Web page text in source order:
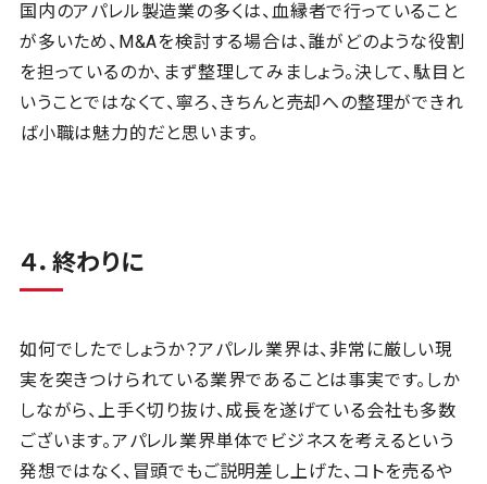
国内のアパレル製造業の多くは、血縁者で行っていること
が多いため、M&Aを検討する場合は、誰がどのような役割
を担っているのか、まず整理してみましょう。決して、駄目と
いうことではなくて、寧ろ、きちんと売却への整理ができれ
ば小職は魅力的だと思います。
４．終わりに
如何でしたでしょうか？アパレル業界は、非常に厳しい現
実を突きつけられている業界であることは事実です。しか
しながら、上手く切り抜け、成長を遂げている会社も多数
ございます。アパレル業界単体でビジネスを考えるという
発想ではなく、冒頭でもご説明差し上げた、コトを売るや